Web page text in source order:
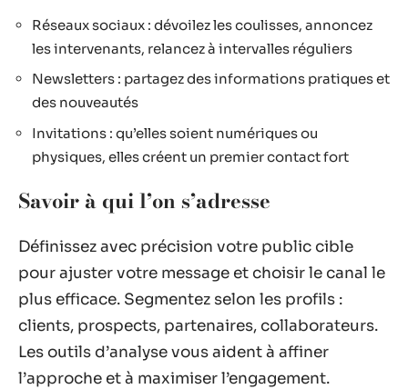
Réseaux sociaux : dévoilez les coulisses, annoncez
les intervenants, relancez à intervalles réguliers
Newsletters : partagez des informations pratiques et
des nouveautés
Invitations : qu’elles soient numériques ou
physiques, elles créent un premier contact fort
Savoir à qui l’on s’adresse
Définissez avec précision votre public cible
pour ajuster votre message et choisir le canal le
plus efficace. Segmentez selon les profils :
clients, prospects, partenaires, collaborateurs.
Les outils d’analyse vous aident à affiner
l’approche et à maximiser l’engagement.